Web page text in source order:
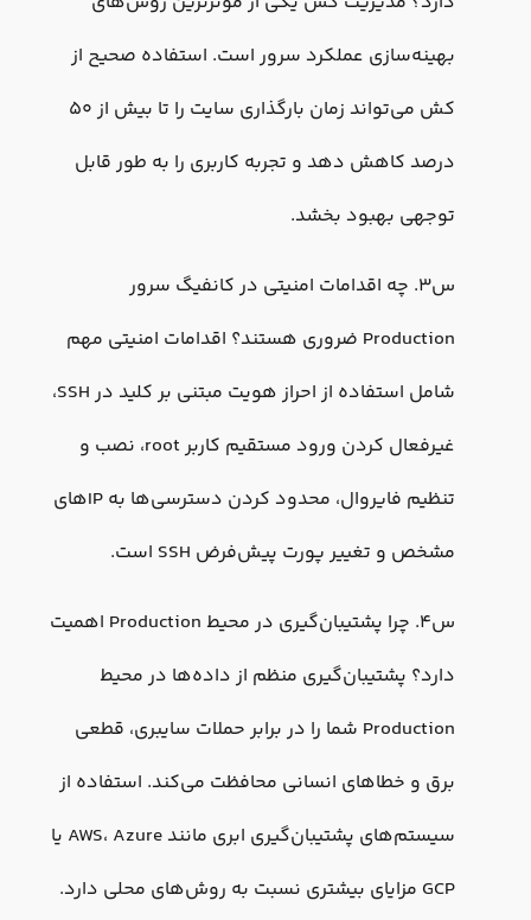
بهینه‌سازی عملکرد سرور است. استفاده صحیح از
کش می‌تواند زمان بارگذاری سایت را تا بیش از ۵۰
درصد کاهش دهد و تجربه کاربری را به طور قابل
توجهی بهبود بخشد.
س3. چه اقدامات امنیتی در کانفیگ سرور
Production ضروری هستند؟ اقدامات امنیتی مهم
شامل استفاده از احراز هویت مبتنی بر کلید در SSH،
غیرفعال کردن ورود مستقیم کاربر root، نصب و
تنظیم فایروال، محدود کردن دسترسی‌ها به IP‌های
مشخص و تغییر پورت پیش‌فرض SSH است.
س4. چرا پشتیبان‌گیری در محیط Production اهمیت
دارد؟ پشتیبان‌گیری منظم از داده‌ها در محیط
Production شما را در برابر حملات سایبری، قطعی
برق و خطاهای انسانی محافظت می‌کند. استفاده از
سیستم‌های پشتیبان‌گیری ابری مانند AWS، Azure یا
GCP مزایای بیشتری نسبت به روش‌های محلی دارد.